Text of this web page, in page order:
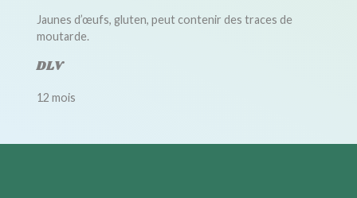
Jaunes d’œufs, gluten, peut contenir des traces de
moutarde.
DLV
12 mois